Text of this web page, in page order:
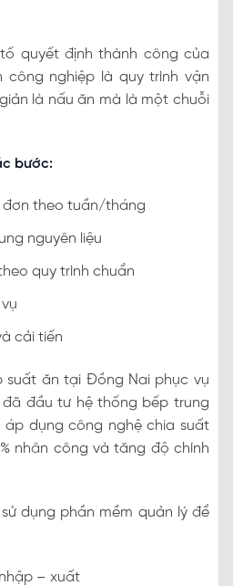
quyết định thành công của
công nghiệp là quy trình vận
là nấu ăn mà là một chuỗi
bước:
đơn theo tuần/tháng
nguyên liệu
quy trình chuẩn
cải tiến
suất ăn tại Đồng Nai phục vụ
đã đầu tư hệ thống bếp trung
áp dụng công nghệ chia suất
nhân công và tăng độ chính
dụng phần mềm quản lý để
– xuất